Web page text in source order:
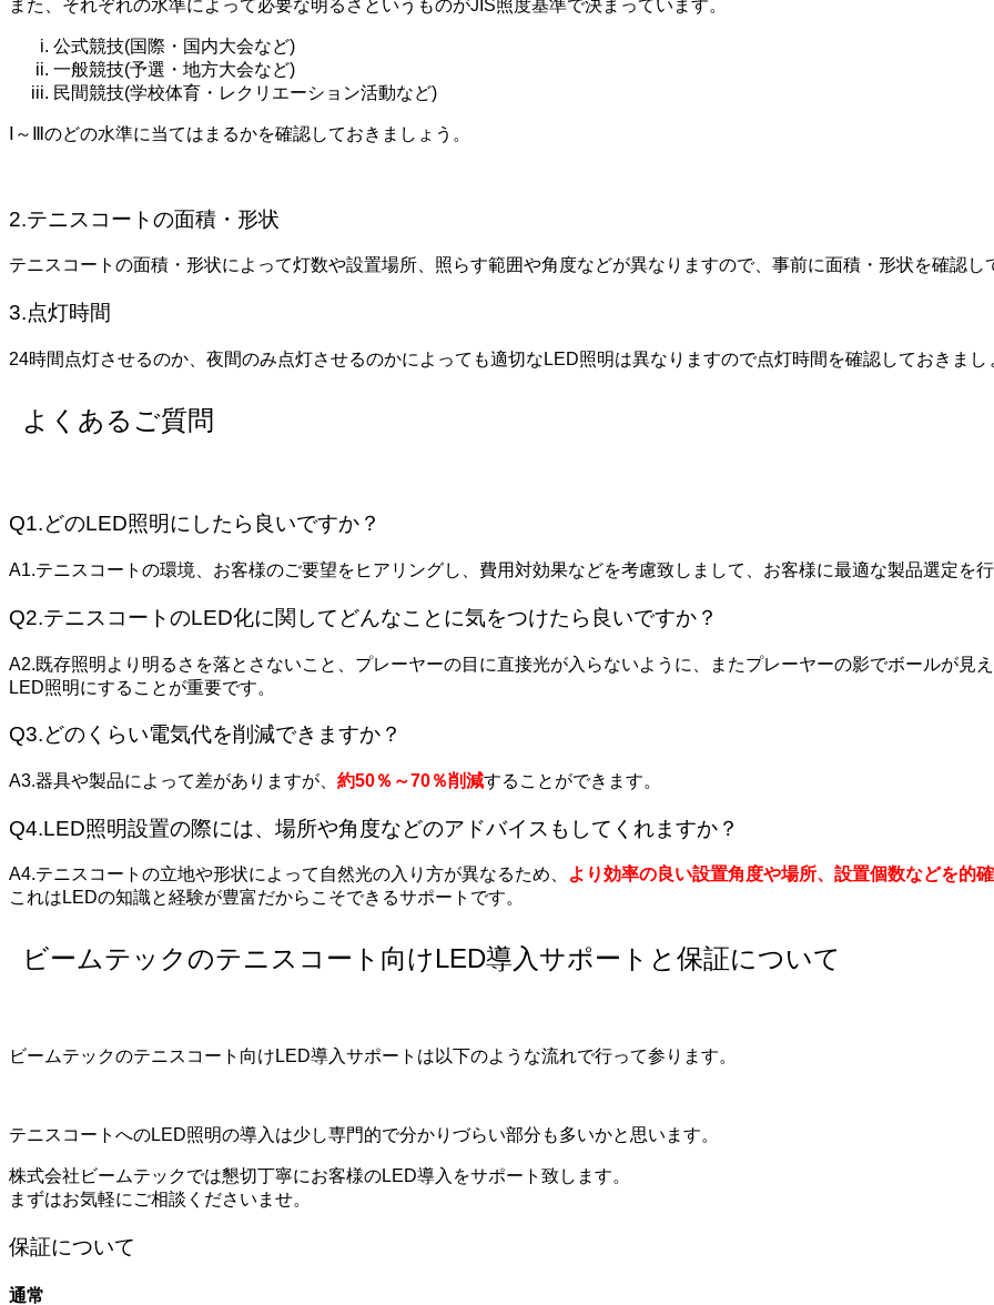
また、それぞれの水準によって必要な明るさというものがJIS照度基準で決まっています。
公式競技(国際・国内大会など)
一般競技(予選・地方大会など)
民間競技(学校体育・レクリエーション活動など)
Ⅰ～Ⅲのどの水準に当てはまるかを確認しておきましょう。
2.テニスコートの面積・形状
テニスコートの面積・形状によって灯数や設置場所、照らす範囲や角度などが異なりますので、 事前に面積・形状を確認し
3.点灯時間
24時間点灯させるのか、夜間のみ点灯させるのかによっても適切なLED照明は異なりますので点灯時間を確認しておきまし
よくあるご質問
Q1.どのLED照明にしたら良いですか？
A1.テニスコートの環境、お客様のご要望をヒアリングし、 費用対効果などを考慮致しまして、お客様に最適な製品選定を行
Q2.テニスコートのLED化に関してどんなことに気をつけたら良いですか？
A2.既存照明より明るさを落とさないこと、プレーヤーの目に直接光が入らないように、 またプレーヤーの影でボールが見
LED照明にすることが重要です。
Q3.どのくらい電気代を削減できますか？
A3.器具や製品によって差がありますが、 約50％～70％削減することができます。
Q4.LED照明設置の際には、場所や角度などのアドバイスもしてくれますか？
A4.テニスコート の立地や形状によって自然光の入り方が異なるため、
より効率の良い設置角度や場所、設置個数などを的
これはLEDの知識と経験が豊富だからこそできるサポートです。
ビームテックのテニスコート向けLED導入サポートと保証について
ビームテックのテニスコート向けLED導入サポートは以下のような流れで行って参ります。
テニスコートへのLED照明の導入は少し専門的で分かりづらい部分も多いかと思います。
株式会社ビームテックでは懇切丁寧にお客様のLED導入をサポート致します。
まずはお気軽にご相談くださいませ。
保証について
通常